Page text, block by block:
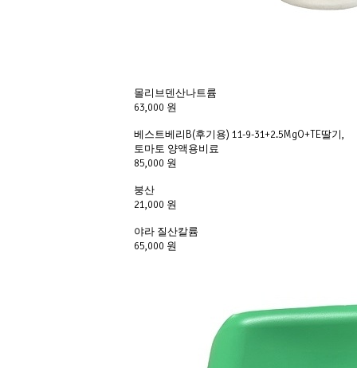
몰리브덴산나트륨
63,000 원
베스트베리B(후기용) 11-9-31+2.5MgO+TE딸기,
토마토 양액용비료
85,000 원
붕산
21,000 원
야라 질산칼륨
65,000 원